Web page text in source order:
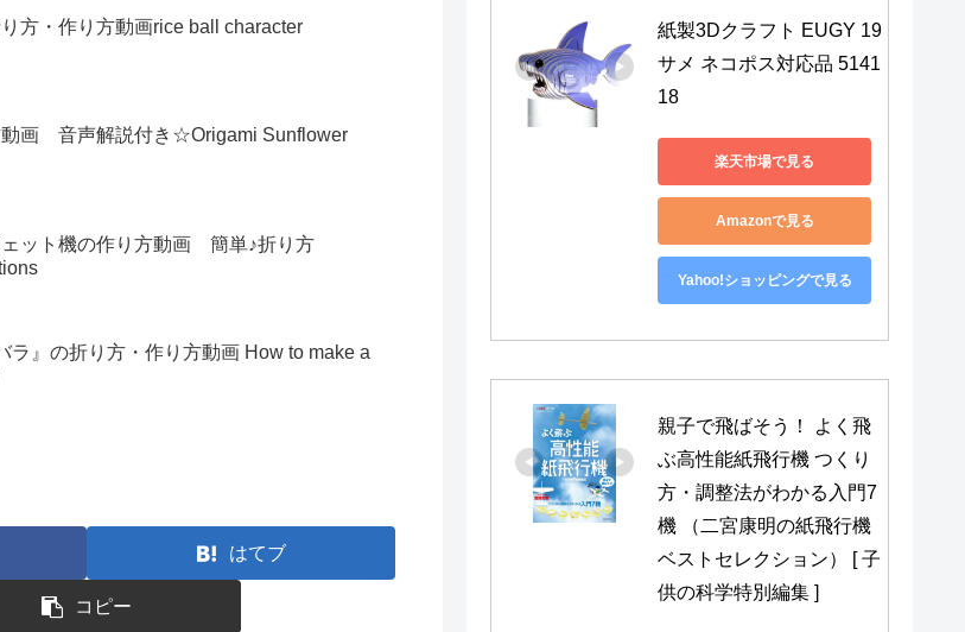
方・作り方動画rice ball character
動画 音声解説付き☆Origami Sunflower
ット機の作り方動画 簡単♪折り方
ラ』の折り方・作り方動画 How to make a
はてブ
コピー
紙製3Dクラフト EUGY 19
サメ ネコポス対応品 5141
18
楽天市場で見る
Amazonで見る
Yahoo!ショッピングで見る
親子で飛ばそう！ よく飛
ぶ高性能紙飛行機 つくり
方・調整法がわかる入門7
機 （二宮康明の紙飛行機
ベストセレクション） [ 子
供の科学特別編集 ]